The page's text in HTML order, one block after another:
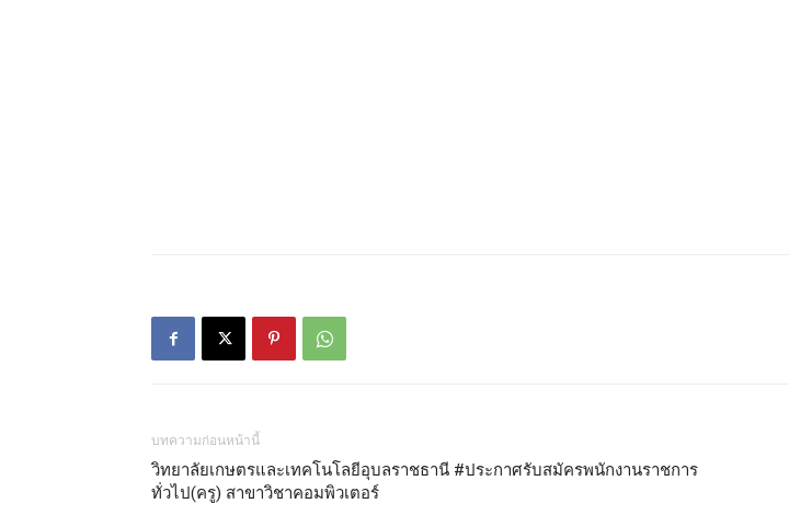
บทความก่อนหน้านี้
วิทยาลัยเกษตรและเทคโนโลยีอุบลราชธานี #ประกาศรับสมัครพนักงานราชการ
ทั่วไป(ครู) สาขาวิชาคอมพิวเตอร์